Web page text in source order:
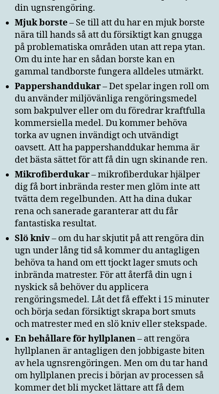
din ugnsrengöring.
Mjuk borste– Se till att du har en mjuk borste
nära till hands så att du försiktigt kan gnugga
på problematiska områden utan att repa ytan.
Om du inte har en sådan borste kan en
gammal tandborste fungera alldeles utmärkt.
Pappershanddukar– Det spelar ingen roll om
du använder miljövänliga rengöringsmedel
som bakpulver eller om du föredrar kraftfulla
kommersiella medel. Du kommer behöva
torka av ugnen invändigt och utvändigt
oavsett. Att ha pappershanddukar hemma är
det bästa sättet för att få din ugn skinande ren.
Mikrofiberdukar– mikrofiberdukar hjälper
dig få bort inbrända rester men glöm inte att
tvätta dem regelbunden. Att ha dina dukar
rena och sanerade garanterar att du får
fantastiska resultat.
Slö kniv– om du har skjutit på att rengöra din
ugn under lång tid så kommer du antagligen
behöva ta hand om ett tjockt lager smuts och
inbrända matrester. För att återfå din ugn i
nyskick så behöver du applicera
rengöringsmedel. Låt det få effekt i 15 minuter
och börja sedan försiktigt skrapa bort smuts
och matrester med en slö kniv eller stekspade.
En behållare för hyllplanen– att rengöra
hyllplanen är antagligen den jobbigaste biten
av hela ugnsrengöringen. Men om du tar hand
om hyllplanen precis i början av processen så
kommer det bli mycket lättare att få dem